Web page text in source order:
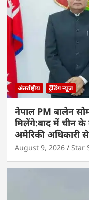
अंतर्राष्ट्रीय ट्रेंडिंग न्यूज
नेपाल PM बालेन
मिलेंगे:बाद में चीन के
अमेरिकी अधिकारी
August 9, 2026 Star